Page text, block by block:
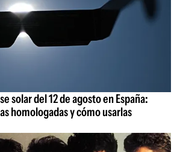
solar del 12 de agosto en España:
homologadas y cómo usarlas